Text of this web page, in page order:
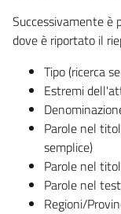
Successivamente è
dove è riportato il
Tipo (ricerca
Estremi
Parole nel
semplice)
Parole nel
Parole nel
Regioni/